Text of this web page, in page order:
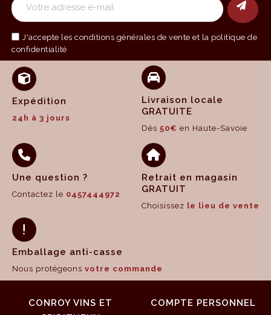
J'accepte les conditions générales de vente et la politique de
confidentialité
Expédition
24h à 3 jours
Livraison locale
GRATUITE
Dès 50€ en Haute-Savoie
Une question ?
Contactez le 0457444972
Retrait en magasin
GRATUIT
Choisissez le lieu de vente
Emballage anti-casse
Nous protégeons votre commande
CONROY VINS ET
COMPTE PERSONNEL